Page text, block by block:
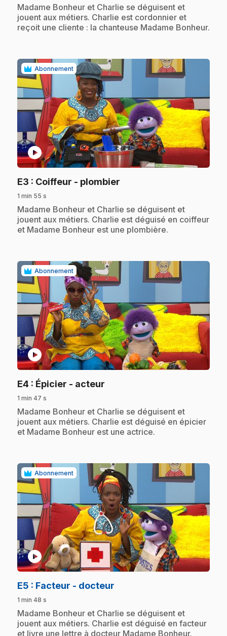
.Madame Bonheur et Charlie se déguisent et
jouent aux métiers. Charlie est cordonnier et
reçoit une cliente : la chanteuse Madame Bonheur.
Abonnement
play_circle
E3 : Coiffeur - plombier
1 min 55 s
.Madame Bonheur et Charlie se déguisent et
jouent aux métiers. Charlie est déguisé en coiffeur
et Madame Bonheur est une plombière.
Abonnement
play_circle
E4 : Épicier - acteur
1 min 47 s
.Madame Bonheur et Charlie se déguisent et
jouent aux métiers. Charlie est déguisé en épicier
et Madame Bonheur est une actrice.
Abonnement
play_circle
E5 : Facteur - docteur
1 min 48 s
.Madame Bonheur et Charlie se déguisent et
jouent aux métiers. Charlie est déguisé en facteur
et livre une lettre à docteur Madame Bonheur.